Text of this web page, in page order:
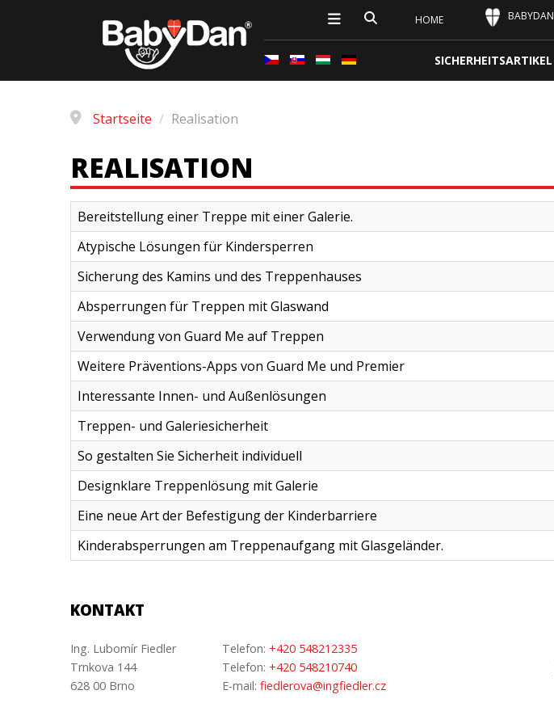
HOME BABYDAN
SICHERHEITSARTIKEL
Startseite / Realisation
REALISATION
Bereitstellung einer Treppe mit einer Galerie.
Atypische Lösungen für Kindersperren
Sicherung des Kamins und des Treppenhauses
Absperrungen für Treppen mit Glaswand
Verwendung von Guard Me auf Treppen
Weitere Präventions-Apps von Guard Me und Premier
Interessante Innen- und Außenlösungen
Treppen- und Galeriesicherheit
So gestalten Sie Sicherheit individuell
Designklare Treppenlösung mit Galerie
Eine neue Art der Befestigung der Kinderbarriere
Kinderabsperrungen am Treppenaufgang mit Glasgeländer.
KONTAKT
Ing. Lubomír Fiedler
Trnkova 144
628 00 Brno
Telefon: +420 548212335
Telefon: +420 548210740
E-mail:fiedlerova@ingfiedler.cz